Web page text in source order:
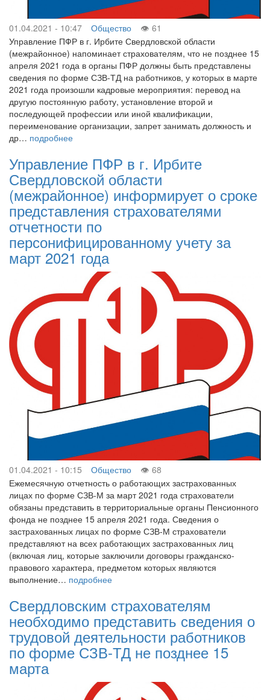
01.04.2021 - 10:47 Общество
61
Управление ПФР в г. Ирбите Свердловской области
(межрайонное) напоминает страхователям, что не позднее 15
апреля 2021 года в органы ПФР должны быть представлены
сведения по форме СЗВ-ТД на работников, у которых в марте
2021 года произошли кадровые мероприятия: перевод на
другую постоянную работу, установление второй и
последующей профессии или иной квалификации,
переименование организации, запрет занимать должность и
др… подробнее
Управление ПФР в г. Ирбите
Свердловской области
(межрайонное) информирует о сроке
представления страхователями
отчетности по
персонифицированному учету за
март 2021 года
01.04.2021 - 10:15 Общество
68
Ежемесячную отчетность о работающих застрахованных
лицах по форме СЗВ-М за март 2021 года страхователи
обязаны представить в территориальные органы Пенсионного
фонда не позднее 15 апреля 2021 года. Сведения о
застрахованных лицах по форме СЗВ-М страхователи
представляют на всех работающих застрахованных лиц
(включая лиц, которые заключили договоры гражданско-
правового характера, предметом которых являются
выполнение… подробнее
Свердловским страхователям
необходимо представить сведения о
трудовой деятельности работников
по форме СЗВ-ТД не позднее 15
марта